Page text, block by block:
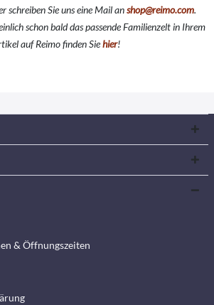
schreiben Sie uns eine Mail anshop@reimo.com.
schon bald das passende Familienzelt in Ihrem
auf Reimo finden Siehier!
& Öffnungszeiten